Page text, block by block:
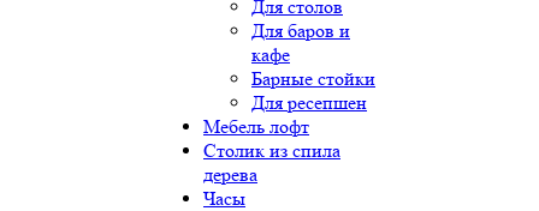
Для столов
Для баров и
кафе
Барные стойки
Для ресепшен
Мебель лофт
Столик из спила
дерева
Часы